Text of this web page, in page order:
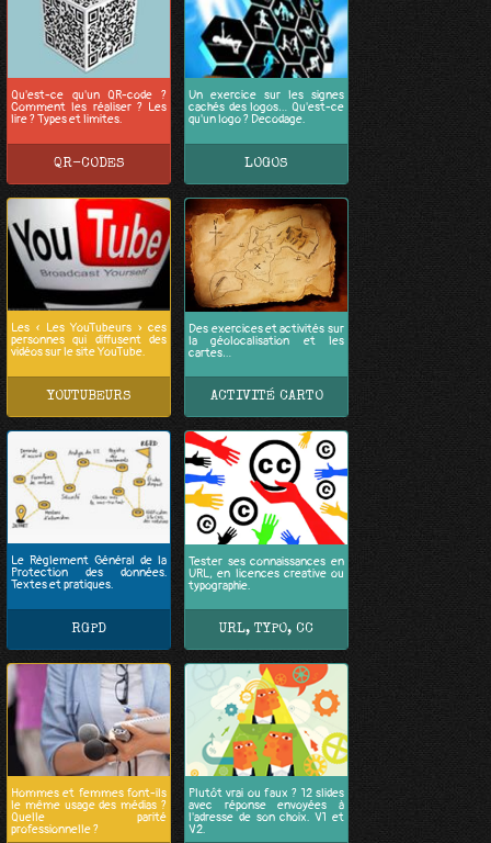
Qu'est-ce qu'un QR-code ?
Comment les réaliser ? Les
lire ? Types et limites.
QR-CODES
Un exercice sur les signes
cachés des logos… Qu'est-ce
qu'un logo ? Decodage.
LOGOS
Les « Les YouTubeurs » ces
personnes qui diffusent des
vidéos sur le site YouTube.
YOUTUBEURS
Des exercices et activités sur
la géolocalisation et les
cartes…
ACTIVITÉ CARTO
Le Règlement Général de la
Protection des données.
Textes et pratiques.
RGPD
Tester ses connaissances en
URL, en licences creative ou
typographie.
URL, TYPO, CC
Hommes et femmes font-ils
le même usage des médias ?
Quelle parité
professionnelle ?
Plutôt vrai ou faux ? 12 slides
avec réponse envoyées à
l'adresse de son choix. V1 et
V2.